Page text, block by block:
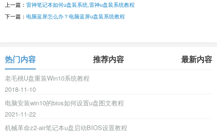
上一篇： 雷神笔记本如何u盘装系统,雷神u盘装系统教程
下一篇： 电脑蓝屏怎么办？电脑蓝屏u盘装系统教程
热门内容 推荐内容 最新内容
老毛桃U盘重装Win10系统教程
2018-11-10
电脑安装win10的bios如何设置u盘图文教程
2021-11-22
机械革命z2-air笔记本u盘启动BIOS设置教程